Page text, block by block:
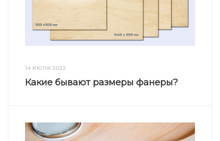
14 ИЮЛЯ 2022
Какие бывают размеры фанеры?